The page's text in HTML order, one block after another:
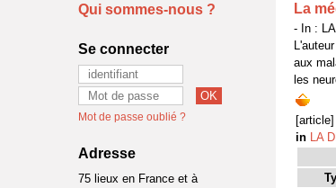
La
- In :
aux
les
[article]
in LA
Qui sommes-nous ?
Se connecter
Mot de passe oublié ?
Adresse
75 lieux en France et à